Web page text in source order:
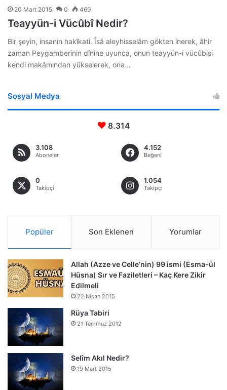
20 Mart 2015 0 469
Teayyün-i Vücûbî Nedir?
Bir şeyin, insanın hakîkati. Îsâ aleyhisselâm gökten inerek, âhir
zaman Peygamberinin dînine uyunca, onun teayyün-i vücûbisi
kendi makâmından yükselerek, ona…
Sosyal Medya
8.314
3.108
Aboneler
4.152
Beğeni
0
Takipçi
1.054
Takipçi
Popüler Son Eklenen Yorumlar
Allah (Azze ve Celle’nin) 99 ismi (Esma-ül
Hüsna) Sır ve Faziletleri – Kaç Kere Zikir
Edilmeli
22 Nisan 2015
Rüya Tabiri
21 Temmuz 2012
Selîm Akıl Nedir?
19 Mart 2015